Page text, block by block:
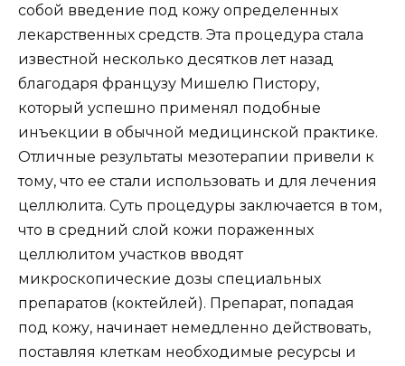
собой введение под кожу определенных
лекарственных средств. Эта процедура стала
известной несколько десятков лет назад
благодаря французу Мишелю Пистору,
который успешно применял подобные
инъекции в обычной медицинской практике.
Отличные результаты мезотерапии привели к
тому, что ее стали использовать и для лечения
целлюлита. Суть процедуры заключается в том,
что в средний слой кожи пораженных
целлюлитом участков вводят
микроскопические дозы специальных
препаратов (коктейлей). Препарат, попадая
под кожу, начинает немедленно действовать,
поставляя клеткам необходимые ресурсы и